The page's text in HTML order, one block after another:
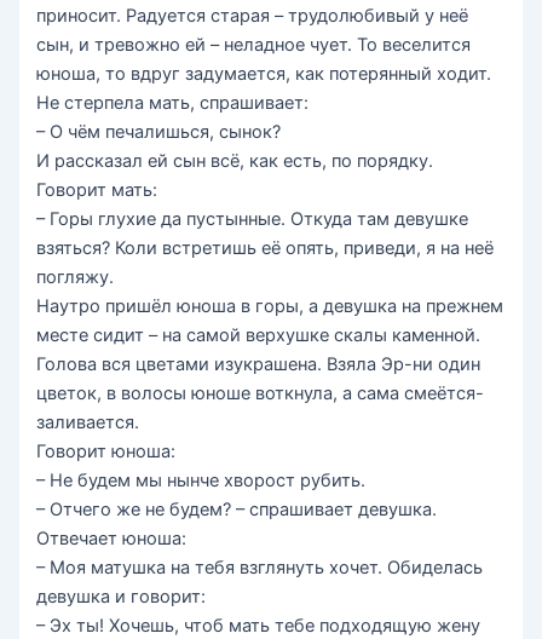
приносит. Радуется старая – трудолюбивый у неё
сын, и тревожно ей – неладное чует. То веселится
юноша, то вдруг задумается, как потерянный ходит.
Не стерпела мать, спрашивает:
– О чём печалишься, сынок?
И рассказал ей сын всё, как есть, по порядку.
Говорит мать:
– Горы глухие да пустынные. Откуда там девушке
взяться? Коли встретишь её опять, приведи, я на неё
погляжу.
Наутро пришёл юноша в горы, а девушка на прежнем
месте сидит – на самой верхушке скалы каменной.
Голова вся цветами изукрашена. Взяла Эр-ни один
цветок, в волосы юноше воткнула, а сама смеётся-
заливается.
Говорит юноша:
– Не будем мы нынче хворост рубить.
– Отчего же не будем? – спрашивает девушка.
Отвечает юноша:
– Моя матушка на тебя взглянуть хочет. Обиделась
девушка и говорит:
– Эх ты! Хочешь, чтоб мать тебе подходящую жену